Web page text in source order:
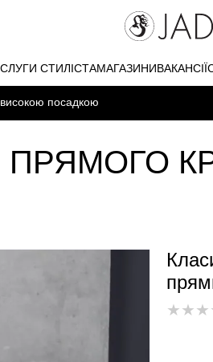
СТИЛІСТАМАГАЗИНИВАКАНСІЇ
посадкою
ПРЯМОГО
★★★